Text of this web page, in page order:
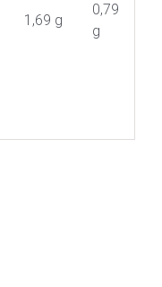
1,69 g
0,79
g